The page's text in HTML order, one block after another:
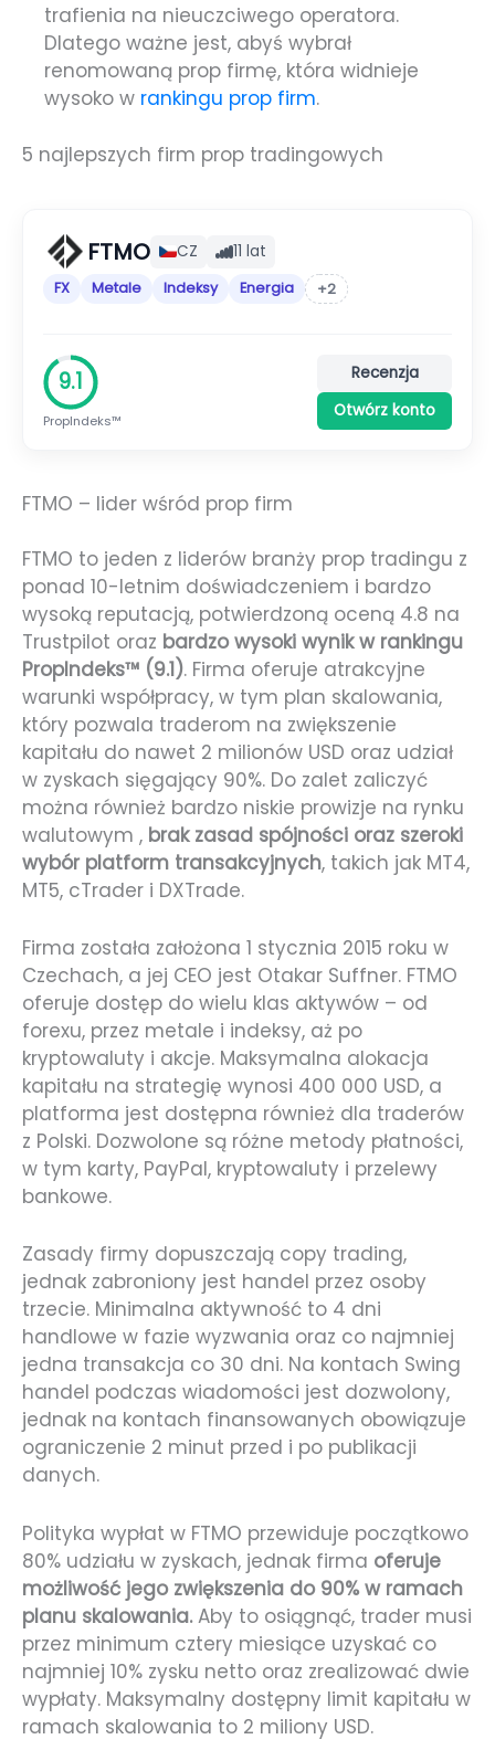
trafienia na nieuczciwego operatora.
Dlatego ważne jest, abyś wybrał
renomowaną prop firmę, która widnieje
wysoko w rankingu prop firm.
5 najlepszych firm prop tradingowych
FTMO CZ 11 lat
FX Metale Indeksy Energia +2
9.1
PropIndeks™
Recenzja
Otwórz konto
FTMO – lider wśród prop firm
FTMO to jeden z liderów branży prop tradingu z
ponad 10-letnim doświadczeniem i bardzo
wysoką reputacją, potwierdzoną oceną 4.8 na
Trustpilot oraz bardzo wysoki wynik w rankingu
PropIndeks™ (9.1). Firma oferuje atrakcyjne
warunki współpracy, w tym plan skalowania,
który pozwala traderom na zwiększenie
kapitału do nawet 2 milionów USD oraz udział
w zyskach sięgający 90%. Do zalet zaliczyć
można również bardzo niskie prowizje na rynku
walutowym , brak zasad spójności oraz szeroki
wybór platform transakcyjnych, takich jak MT4,
MT5, cTrader i DXTrade.
Firma została założona 1 stycznia 2015 roku w
Czechach, a jej CEO jest Otakar Suffner. FTMO
oferuje dostęp do wielu klas aktywów – od
forexu, przez metale i indeksy, aż po
kryptowaluty i akcje. Maksymalna alokacja
kapitału na strategię wynosi 400 000 USD, a
platforma jest dostępna również dla traderów
z Polski. Dozwolone są różne metody płatności,
w tym karty, PayPal, kryptowaluty i przelewy
bankowe.
Zasady firmy dopuszczają copy trading,
jednak zabroniony jest handel przez osoby
trzecie. Minimalna aktywność to 4 dni
handlowe w fazie wyzwania oraz co najmniej
jedna transakcja co 30 dni. Na kontach Swing
handel podczas wiadomości jest dozwolony,
jednak na kontach finansowanych obowiązuje
ograniczenie 2 minut przed i po publikacji
danych.
Polityka wypłat w FTMO przewiduje początkowo
80% udziału w zyskach, jednak firma oferuje
możliwość jego zwiększenia do 90% w ramach
planu skalowania.Aby to osiągnąć, trader musi
przez minimum cztery miesiące uzyskać co
najmniej 10% zysku netto oraz zrealizować dwie
wypłaty. Maksymalny dostępny limit kapitału w
ramach skalowania to 2 miliony USD.